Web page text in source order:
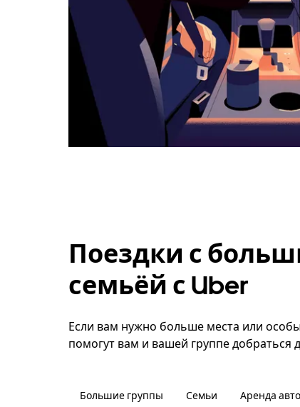
Поездки с
семьёй с Uber
Если вам нужно больше места или
помогут вам и вашей группе добраться
Большие группы Семьи Аренда